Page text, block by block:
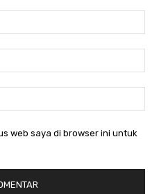
web saya di browser ini untuk